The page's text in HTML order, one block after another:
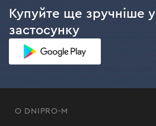
Купуйте ще зручніше у
застосунку
О DNIPRO-M